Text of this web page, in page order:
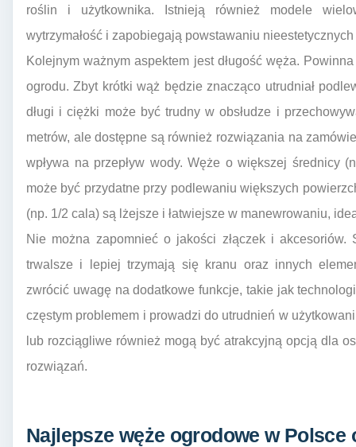
roślin i użytkownika. Istnieją również modele
wytrzymałość i zapobiegają powstawaniu nieestetycznych
Kolejnym ważnym aspektem jest długość węża.
ogrodu. Zbyt krótki wąż będzie znacząco utrudniał
długi i ciężki może być trudny w obsłudze i
metrów, ale dostępne są również rozwiązania na
wpływa na przepływ wody. Węże o większej średnicy
może być przydatne przy podlewaniu większych
(np. 1/2 cala) są lżejsze i łatwiejsze w manewrowaniu,
Nie można zapomnieć o jakości złączek i
trwalsze i lepiej trzymają się kranu oraz innych
zwrócić uwagę na dodatkowe funkcje, takie jak
częstym problemem i prowadzi do utrudnień w
lub rozciągliwe również mogą być atrakcyjną opcją dla
rozwiązań.
Najlepsze węże ogrodowe w Polsce